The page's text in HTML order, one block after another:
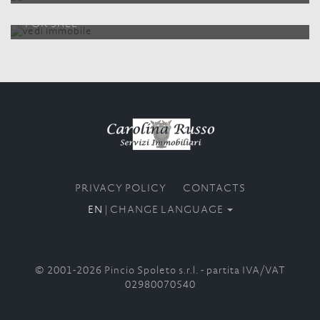
CENTRO STORICO DI FOLIGNO
FOR SALE
PRIVACY POLICY CONTACTS
EN | CHANGE LANGUAGE
© 2001-2026 Pincio Spoleto s.r.l. - partita IVA/VAT
02980070540